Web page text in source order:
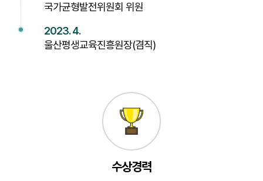
국가균형발전위원회 위원
2023. 4.
울산평생교육진흥원장(겸직)
수상경력